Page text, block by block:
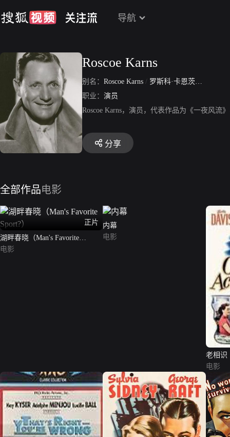
导航
Roscoe Karns
别名： Roscoe Karns / 罗斯科·卡恩茨 /Roscoe
职业： 演员
Roscoe Karns，演员，代表作品为《一夜风流
分享
全部作品电影
正片
湖畔春晓（Man's Favorite
Sport?）
电影
内幕
电影
老相识
电影